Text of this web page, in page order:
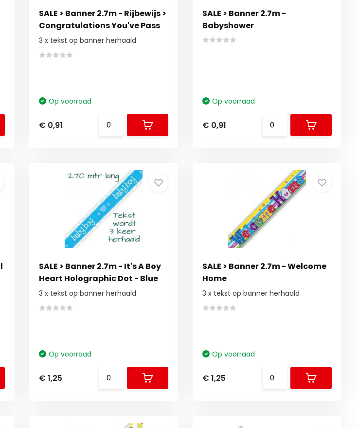
SALE > Banner 2.7m - Rijbewijs >
Congratulations You've Pass
3 x tekst op banner herhaald
Op voorraad
€ 0,91
SALE > Banner 2.7m -
Babyshower
Op voorraad
€ 0,91
SALE > Banner 2.7m - It's A Boy
Heart Holographic Dot - Blue
3 x tekst op banner herhaald
Op voorraad
€ 1,25
SALE > Banner 2.7m - Welcome
Home
3 x tekst op banner herhaald
Op voorraad
€ 1,25